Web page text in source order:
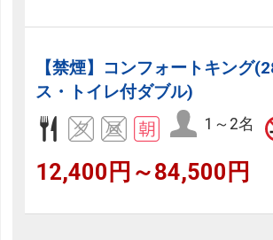
【禁煙】コンフォートキング
ス・トイレ付ダブル)
1～2名
12,400円～84,500円